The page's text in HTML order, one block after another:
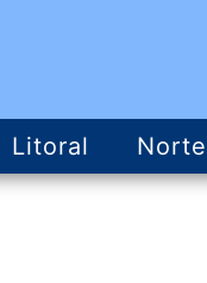
Litoral Norte